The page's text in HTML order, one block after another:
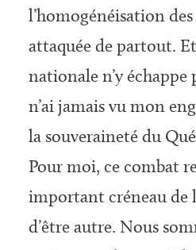
l’homogénéisation
attaquée de partout.
nationale n’y échappe
n’ai jamais vu mon
la souveraineté du
Pour moi, ce combat
important créneau de
d’être autre. Nous